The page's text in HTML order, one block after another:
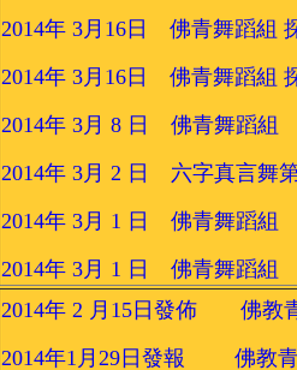
2014年 3月16日 佛青舞蹈組
2014年 3月16日 佛青舞蹈組
2014年 3月 8 日 佛青舞蹈
2014年 3月 2 日 六字真言舞
2014年 3月 1 日 佛青舞蹈組
2014年 3月 1 日 佛青舞蹈組
2014年 2 月15日發佈 佛
2014年1月29日發報 佛教青